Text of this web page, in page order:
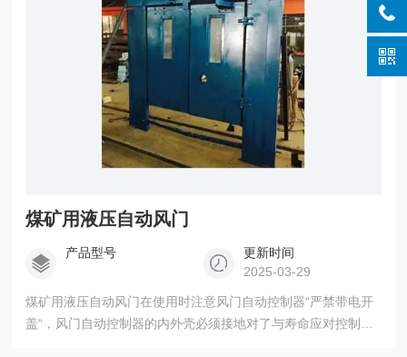
煤矿用液压自动风门
产品型号
更新时间
2025-03-29
煤矿用液压自动风门在使用时注意风门自动控制器“严禁带电开
盖“，风门自动控制器的内外壳必须接地对了与寿命应对控制系